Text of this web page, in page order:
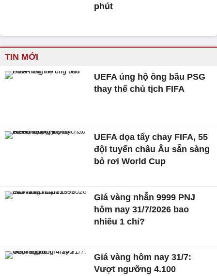
phút
TIN MỚI
UEFA ủng hộ ông bầu PSG
thay thế chủ tịch FIFA
UEFA dọa tẩy chay FIFA, 55
đội tuyển châu Âu sẵn sàng
bỏ rơi World Cup
Giá vàng nhẫn 9999 PNJ
hôm nay 31/7/2026 bao
nhiêu 1 chỉ?
Giá vàng hôm nay 31/7:
Vượt ngưỡng 4.100